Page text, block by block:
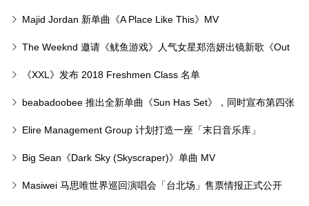
Hangover》
Majid Jordan 新单曲《A Place Like This》MV
The Weeknd 邀请《鱿鱼游戏》人气女星郑浩妍出镜新歌《Out
Of Time》MV
《XXL》发布 2018 Freshmen Class 名单
beabadoobee 推出全新单曲《Sun Has Set》，同时宣布第四张
录音室专辑《Pylon》
Elire Management Group 计划打造一座「末日音乐库」
Big Sean《Dark Sky (Skyscraper)》单曲 MV
Masiwei 马思唯世界巡回演唱会「台北场」售票情报正式公开